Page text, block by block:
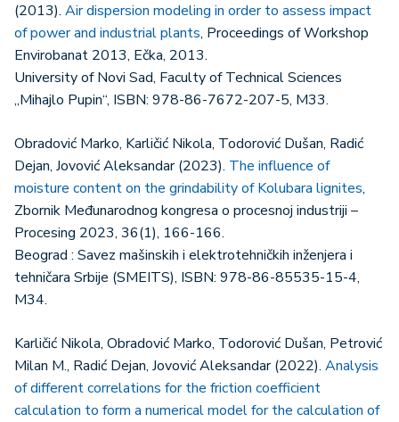
(2013). Air dispersion modeling in order to assess impact
of power and industrial plants, Proceedings of Workshop
Envirobanat 2013, Ečka, 2013.
University of Novi Sad, Faculty of Technical Sciences
„Mihajlo Pupin“, ISBN: 978-86-7672-207-5, M33.
Obradović Marko, Karličić Nikola, Todorović Dušan, Radić
Dejan, Jovović Aleksandar (2023). The influence of
moisture content on the grindability of Kolubara lignites,
Zbornik Međunarodnog kongresa o procesnoj industriji –
Procesing 2023, 36(1), 166-166.
Beograd : Savez mašinskih i elektrotehničkih inženjera i
tehničara Srbije (SMEITS), ISBN: 978-86-85535-15-4,
M34.
Karličić Nikola, Obradović Marko, Todorović Dušan, Petrović
Milan М., Radić Dejan, Jovović Aleksandar (2022). Analysis
of different correlations for the friction coefficient
calculation to form a numerical model for the calculation of